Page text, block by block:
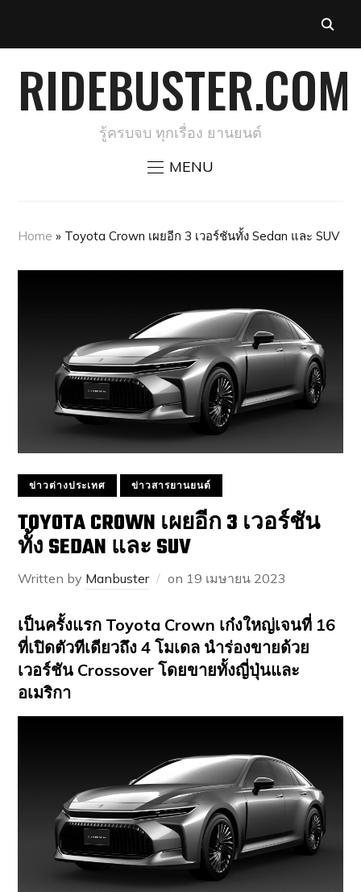
RIDEBUSTER.COM
รู้ครบจบ ทุกเรื่อง ยานยนต์
MENU
Home » Toyota Crown เผยอีก 3 เวอร์ชันทั้ง Sedan และ SUV
ข่าวต่างประเทศ ข่าวสารยานยนต์
TOYOTA CROWN เผยอีก 3 เวอร์ชัน
ทั้ง SEDAN และ SUV
Written by Manbuster on 19 เมษายน 2023
เป็นครั้งแรก Toyota Crown เก๋งใหญ่เจนที่ 16
ที่เปิดตัวทีเดียวถึง 4 โมเดล นำร่องขายด้วย
เวอร์ชัน Crossover โดยขายทั้งญี่ปุ่นและ
อเมริกา